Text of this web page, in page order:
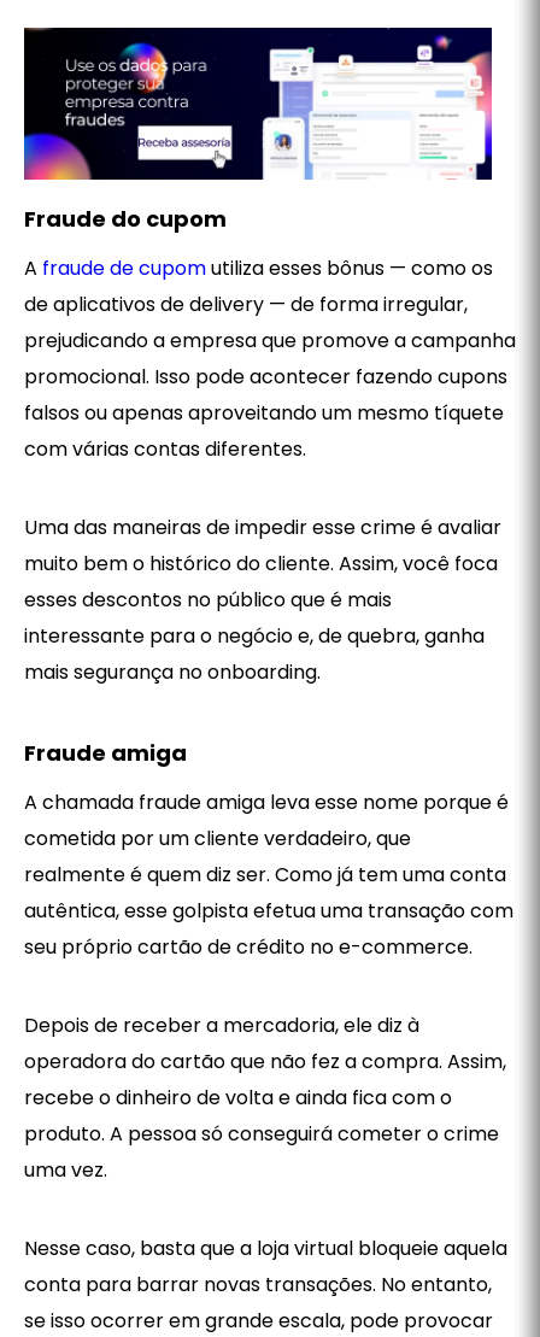
Fraude do cupom
A fraude de cupomutiliza esses bônus — como os
de aplicativos de delivery — de forma irregular,
prejudicando a empresa que promove a campanha
promocional. Isso pode acontecer fazendo cupons
falsos ou apenas aproveitando um mesmo tíquete
com várias contas diferentes.
Uma das maneiras de impedir esse crime é avaliar
muito bem o histórico do cliente. Assim, você foca
esses descontos no público que é mais
interessante para o negócio e, de quebra, ganha
mais segurança no onboarding.
Fraude amiga
A chamada fraude amiga leva esse nome porque é
cometida por um cliente verdadeiro, que
realmente é quem diz ser. Como já tem uma conta
autêntica, esse golpista efetua uma transação com
seu próprio cartão de crédito no e-commerce.
Depois de receber a mercadoria, ele diz à
operadora do cartão que não fez a compra. Assim,
recebe o dinheiro de volta e ainda fica com o
produto. A pessoa só conseguirá cometer o crime
uma vez.
Nesse caso, basta que a loja virtual bloqueie aquela
conta para barrar novas transações. No entanto,
se isso ocorrer em grande escala, pode provocar